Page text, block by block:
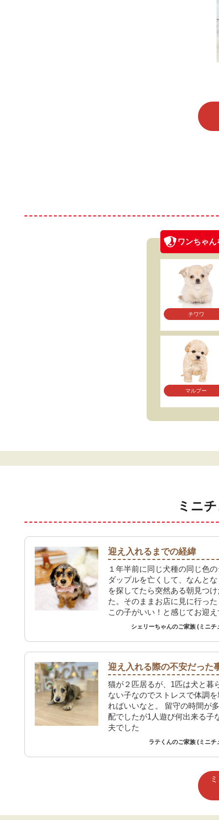
ワンちゃん
チワワ
マルプー
ミニ
迎え入れるまでの経緯
１年半前に同じ犬種の同じ色
ダップルを亡くして、なんと
を探してたら突然ある朝見つ
た。そのままお店に見に行っ
この子がいい！と感じてお迎
になりました。
シェリーちゃんのご家族 (ミニチ
迎え入れる際の不安だった
猫が２匹居るが、1匹は犬と暮
ない子なのでストレスで体調
ればいいなと。 留守の時間が
配でしたが1人遊び何出来る子
夫でした
ラテくんのご家族 (ミニチ